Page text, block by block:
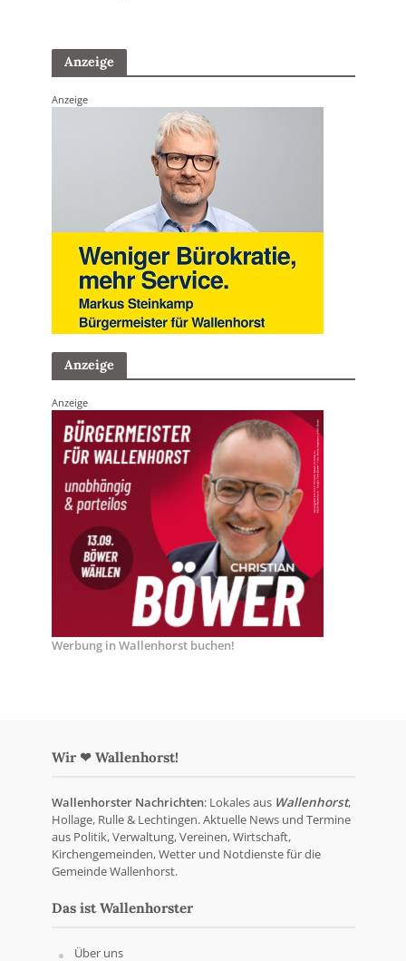
Anzeige
Anzeige
Anzeige
Anzeige
Werbung in Wallenhorst buchen!
Wir ❤ Wallenhorst!
Wallenhorster Nachrichten: Lokales aus Wallenhorst,
Hollage, Rulle & Lechtingen. Aktuelle News und Termine
aus Politik, Verwaltung, Vereinen, Wirtschaft,
Kirchengemeinden, Wetter und Notdienste für die
Gemeinde Wallenhorst.
Das ist Wallenhorster
Über uns